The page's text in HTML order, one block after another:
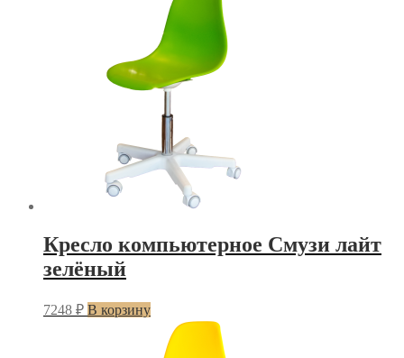
Кресло компьютерное Смузи лайт
зелёный
7248 ₽ В корзину